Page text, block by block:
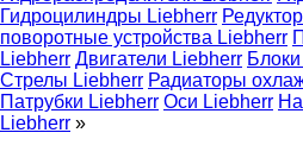
Гидроцилиндры Liebherr
поворотные устройства Liebherr
Liebherr Двигатели Liebherr
Стрелы Liebherr Радиаторы
Патрубки Liebherr Оси Liebherr
Liebherr »